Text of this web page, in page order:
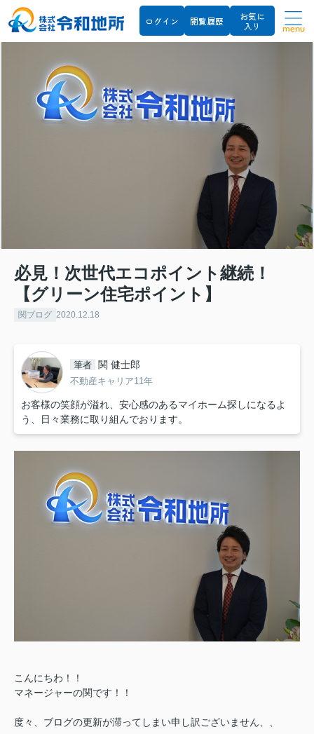
ログイン 閲覧履歴
お気に
入り
menu
必見！次世代エコポイント継続！
【グリーン住宅ポイント】
関ブログ 2020.12.18
筆者 関 健士郎
不動産キャリア11年
お客様の笑顔が溢れ、安心感のあるマイホーム探しになるよ
う、日々業務に取り組んでおります。
こんにちわ！！
マネージャーの関です！！
度々、ブログの更新が滞ってしまい申し訳ございません、、